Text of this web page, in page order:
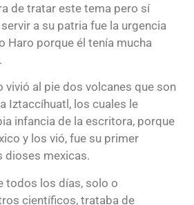
de tratar este tema pero sí
a su patria fue la urgencia
Haro porque él tenía mucha
vivió al pie dos volcanes que son
Iztaccíhuatl, los cuales le
infancia de la escritora, porque
y los vió, fue su primer
dioses mexicas.
todos los días, solo o
científicos, trataba de